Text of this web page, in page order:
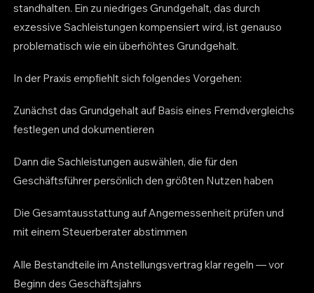
standhalten. Ein zu niedriges Grundgehalt, das durch
exzessive Sachleistungen kompensiert wird, ist genauso
problematisch wie ein überhöhtes Grundgehalt.
In der Praxis empfiehlt sich folgendes Vorgehen:
Zunächst das Grundgehalt auf Basis eines Fremdvergleichs
festlegen und dokumentieren
Dann die Sachleistungen auswählen, die für den
Geschäftsführer persönlich den größten Nutzen haben
Die Gesamtausstattung auf Angemessenheit prüfen und
mit einem Steuerberater abstimmen
Alle Bestandteile im Anstellungsvertrag klar regeln — vor
Beginn des Geschäftsjahrs